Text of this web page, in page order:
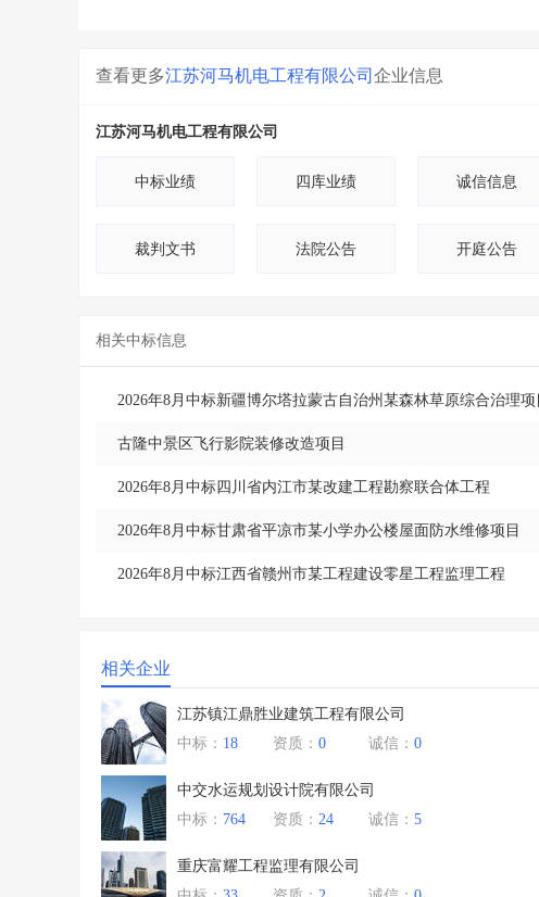
9
10 江西省
12 云南省
14
查看更多江苏河马机电工程有限公司 企业信息
江苏河马机电工程有限公司
中标业绩 四库业绩 诚信信息
裁判文书 法院公告 开庭公告
相关中标信息
2026年8月中标新疆博尔塔拉蒙古自治州某森林草原综合治理
古隆中景区飞行影院装修改造项目
2026年8月中标四川省内江市某改建工程勘察联合体工程
2026年8月中标甘肃省平凉市某小学办公楼屋面防水维修项目
2026年8月中标江西省赣州市某工程建设零星工程监理工程
相关企业
江苏镇江鼎胜业建筑工程有限公司
中标： 18 资质： 0 诚信： 0
中交水运规划设计院有限公司
中标： 764 资质： 24 诚信： 5
重庆富耀工程监理有限公司